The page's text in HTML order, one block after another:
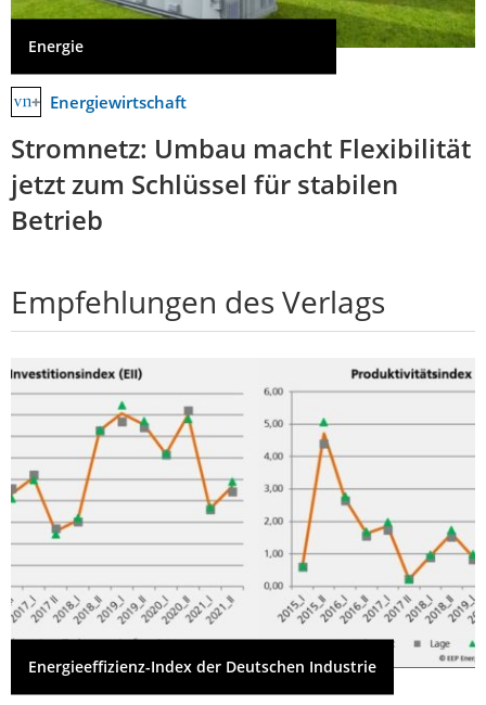
Energie
Energiewirtschaft
Stromnetz: Umbau macht Flexibilität
jetzt zum Schlüssel für stabilen
Betrieb
Empfehlungen des Verlags
Energieeffizienz-Index der Deutschen Industrie